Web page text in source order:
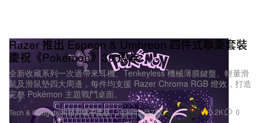
Tech & Gadgets 科技與電子產品
Razer 推出 Espeon & Umbreon 四件式聯乘套裝
慶祝《Pokémon》30 週年
全新收藏系列一次過帶來耳機、Tenkeyless 機械薄膜鍵盤、輕量滑
鼠及滑鼠墊四大周邊，每件均支援 Razer Chroma RGB 燈效，打造
完整 Pokémon 主題戰鬥桌面。
2026年7月7日 5.2K 0